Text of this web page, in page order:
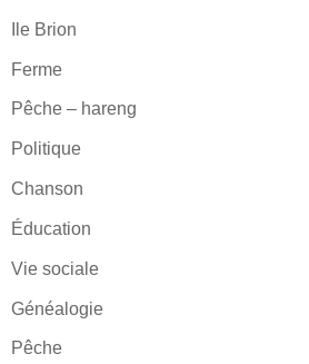
Ile Brion
Ferme
Pêche – hareng
Politique
Chanson
Éducation
Vie sociale
Généalogie
Pêche